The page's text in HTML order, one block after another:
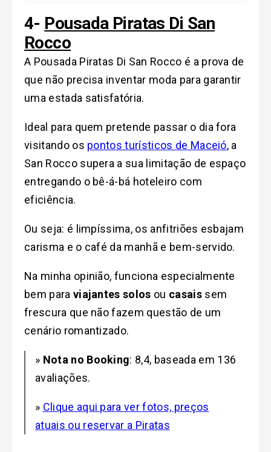
4- Pousada Piratas Di San
Rocco
A Pousada Piratas Di San Rocco é a prova de
que não precisa inventar moda para garantir
uma estada satisfatória.
Ideal para quem pretende passar o dia fora
visitando os pontos turísticos de Maceió, a
San Rocco supera a sua limitação de espaço
entregando o bê-á-bá hoteleiro com
eficiência.
Ou seja: é limpíssima, os anfitriões esbajam
carisma e o café da manhã e bem-servido.
Na minha opinião, funciona especialmente
bem para viajantes solos ou casais sem
frescura que não fazem questão de um
cenário romantizado.
» Nota no Booking: 8,4, baseada em 136
avaliações.
» Clique aqui para ver fotos, preços
atuais ou reservar a Piratas